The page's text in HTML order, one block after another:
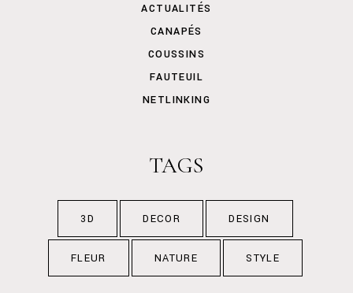
ACTUALITÉS
CANAPÉS
COUSSINS
FAUTEUIL
NETLINKING
TAGS
3D DECOR DESIGN
FLEUR NATURE STYLE